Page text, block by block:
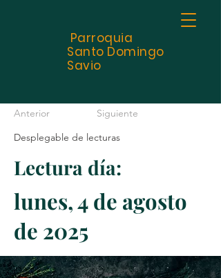
Parroquia
Santo Domingo
Savio
Anterior
Siguiente
Desplegable de lecturas
Lectura día:
lunes, 4 de agosto
de 2025